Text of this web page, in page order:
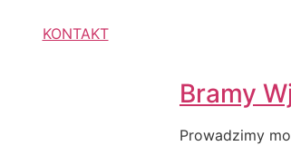
KONTAKT
Bramy
Prowadzimy